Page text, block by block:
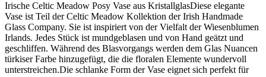
Irische Celtic Meadow Posy Vase aus KristallglasDiese elegante
Vase ist Teil der Celtic Meadow Kollektion der Irish Handmade
Glass Company. Sie ist inspiriert von der Vielfalt der Wiesenblumen
Irlands. Jedes Stück ist mundgeblasen und von Hand geätzt und
geschliffen. Während des Blasvorgangs werden dem Glas Nuancen
türkiser Farbe hinzugefügt, die die floralen Elemente wundervoll
unterstreichen.Die schlanke Form der Vase eignet sich perfekt für